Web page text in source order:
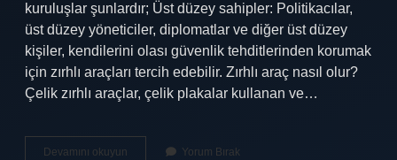
kuruluşlar şunlardır; Üst düzey sahipler: Politikacılar,
üst düzey yöneticiler, diplomatlar ve diğer üst düzey
kişiler, kendilerini olası güvenlik tehditlerinden korumak
için zırhlı araçları tercih edebilir. Zırhlı araç nasıl olur?
Çelik zırhlı araçlar, çelik plakalar kullanan ve…
Devamını okuyun Yorum Bırak